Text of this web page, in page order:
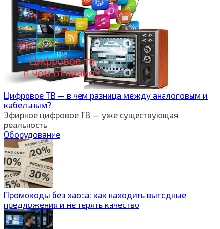
Цифровое ТВ — в чем разница между аналоговым и
кабельным?
Эфирное цифровое ТВ — уже существующая
реальность
Оборудование
Промокоды без хаоса: как находить выгодные
предложения и не терять качество